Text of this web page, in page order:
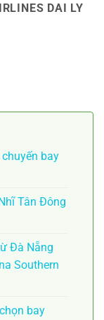
DAI LY
bay
Tân Đông
Đà Nẵng
Southern
bay